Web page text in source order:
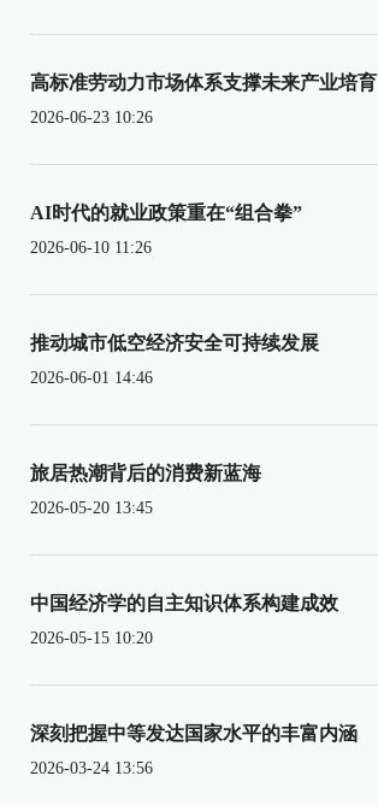
高标准劳动力市场体系支撑未来产业培育
2026-06-23 10:26
AI时代的就业政策重在“组合拳”
2026-06-10 11:26
推动城市低空经济安全可持续发展
2026-06-01 14:46
旅居热潮背后的消费新蓝海
2026-05-20 13:45
中国经济学的自主知识体系构建成效
2026-05-15 10:20
深刻把握中等发达国家水平的丰富内涵
2026-03-24 13:56